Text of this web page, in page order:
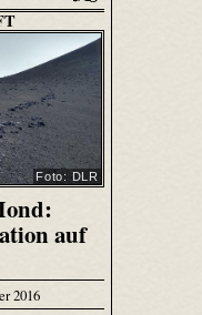
Foto: DLR
auf
2016